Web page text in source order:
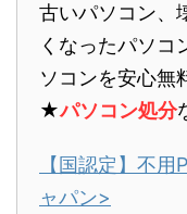
古いパソコン、
くなったパソコ
ソコンを安心無
★パソコン処分
【国認定】不
ャパン>